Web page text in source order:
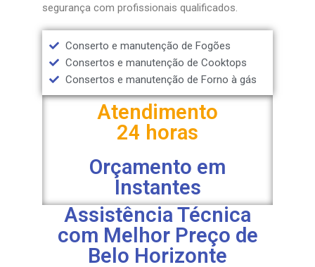
segurança com profissionais qualificados.
Conserto e manutenção de Fogões
Consertos e manutenção de Cooktops
Consertos e manutenção de Forno à gás
Atendimento
24 horas
Orçamento em
Instantes
Assistência Técnica
com Melhor Preço de
Belo Horizonte